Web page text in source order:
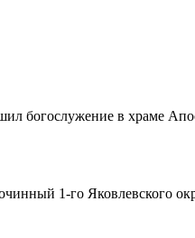
богослужение в храме
1-го Яковлевского